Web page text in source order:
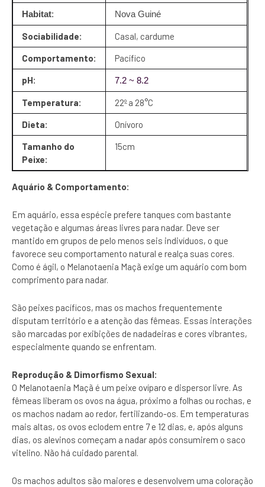
Habitat: Nova Guiné
Sociabilidade: Casal, cardume
Comportamento: Pacífico
pH: 7.2 ~ 8.2
Temperatura: 22º a 28°C
Dieta: Onívoro
Tamanho do
Peixe:
15cm
Aquário & Comportamento:
Em aquário, essa espécie prefere tanques com bastante
vegetação e algumas áreas livres para nadar. Deve ser
mantido em grupos de pelo menos seis indivíduos, o que
favorece seu comportamento natural e realça suas cores.
Como é ágil, o Melanotaenia Maçã exige um aquário com bom
comprimento para nadar.
São peixes pacíficos, mas os machos frequentemente
disputam território e a atenção das fêmeas. Essas interações
são marcadas por exibições de nadadeiras e cores vibrantes,
especialmente quando se enfrentam.
Reprodução & Dimorfismo Sexual:
O Melanotaenia Maçã é um peixe ovíparo e dispersor livre. As
fêmeas liberam os ovos na água, próximo a folhas ou rochas, e
os machos nadam ao redor, fertilizando-os. Em temperaturas
mais altas, os ovos eclodem entre 7 e 12 dias, e, após alguns
dias, os alevinos começam a nadar após consumirem o saco
vitelino. Não há cuidado parental.
Os machos adultos são maiores e desenvolvem uma coloração